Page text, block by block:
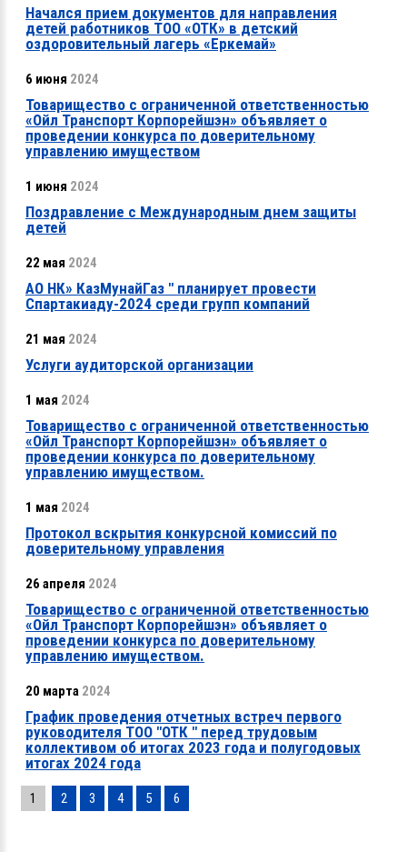
Начался прием документов для направления
детей работников ТОО «ОТК» в детский
оздоровительный лагерь «Еркемай»
6 июня 2024
Товарищество с ограниченной ответственностью
«Ойл Транспорт Корпорейшэн» объявляет о
проведении конкурса по доверительному
управлению имуществом
1 июня 2024
Поздравление с Международным днем защиты
детей
22 мая 2024
АО НК» КазМунайГаз " планирует провести
Спартакиаду-2024 среди групп компаний
21 мая 2024
Услуги аудиторской организации
1 мая 2024
Товарищество с ограниченной ответственностью
«Ойл Транспорт Корпорейшэн» объявляет о
проведении конкурса по доверительному
управлению имуществом.
1 мая 2024
Протокол вскрытия конкурсной комиссий по
доверительному управления
26 апреля 2024
Товарищество с ограниченной ответственностью
«Ойл Транспорт Корпорейшэн» объявляет о
проведении конкурса по доверительному
управлению имуществом.
20 марта 2024
График проведения отчетных встреч первого
руководителя ТОО "ОТК " перед трудовым
коллективом об итогах 2023 года и полугодовых
итогах 2024 года
1 2 3 4 5 6